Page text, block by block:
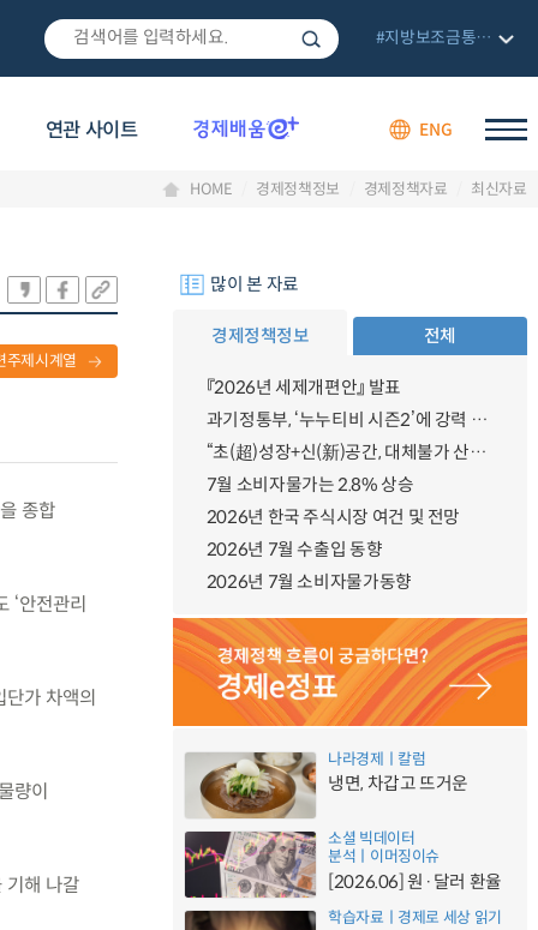
연관 사이트 ENG
#지방보조금통합관리망
HOME 경제정책정보 경제정책자료 최신자료
주제시계열
종합
‘안전관리
가 차액의
량이
기해 나갈
많이 본 자료
경제정책정보 전체
『2026년 세제개편안』 발표
과기정통부, ‘누누티비 시즌2’에 강력 대응 의지 밝혀
“초(超)성장+신(新)공간, 대체불가 산업강국”
7월 소비자물가는 2.8% 상승
2026년 한국 주식시장 여건 및 전망
2026년 7월 수출입 동향
2026년 7월 소비자물가동향
나라경제ㅣ칼럼
냉면, 차갑고 뜨거운
소셜 빅데이터
분석ㅣ이머징이슈
[2026.06] 원·달러 환율
학습자료ㅣ경제로 세상 읽기